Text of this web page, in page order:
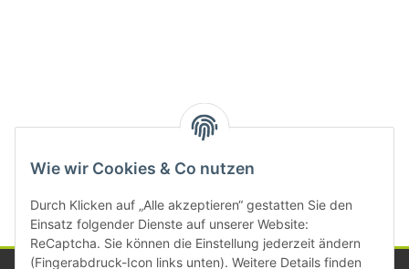
Wie wir Cookies & Co nutzen
Durch Klicken auf „Alle akzeptieren“ gestatten Sie den
Einsatz folgender Dienste auf unserer Website:
ReCaptcha. Sie können die Einstellung jederzeit ändern
(Fingerabdruck-Icon links unten). Weitere Details finden
Kategorien